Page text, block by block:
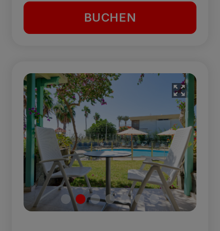
BUCHEN